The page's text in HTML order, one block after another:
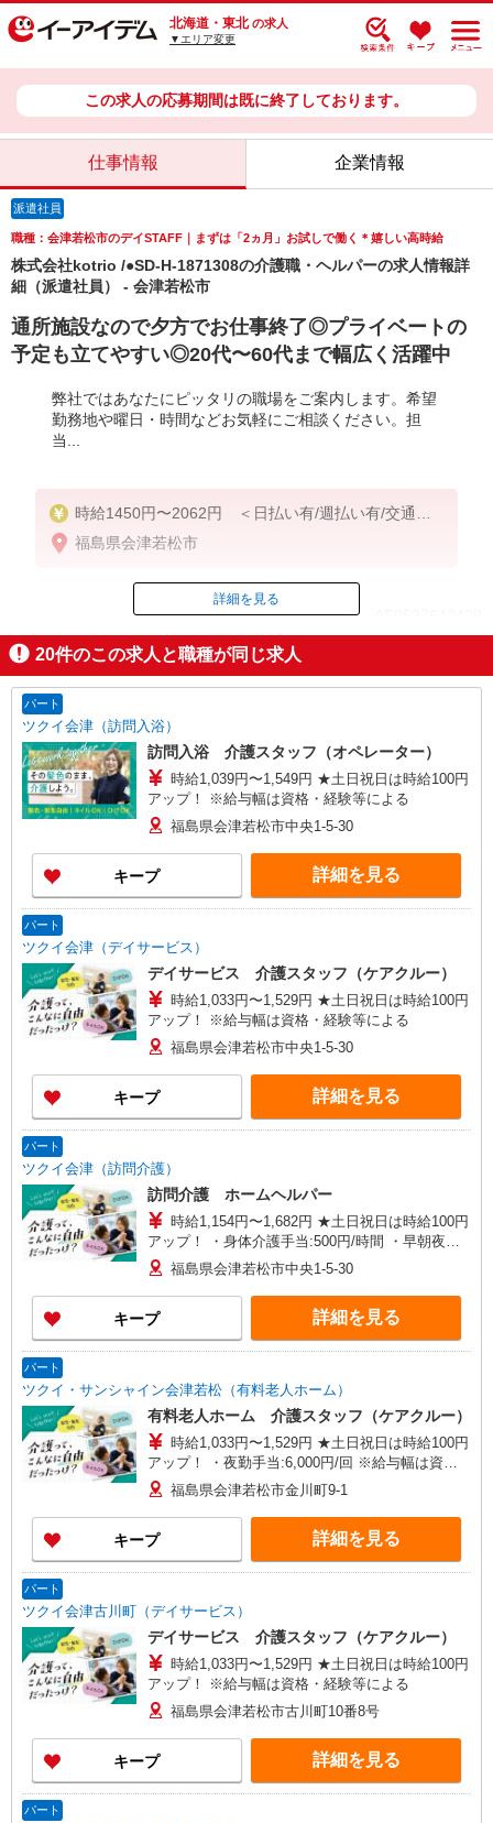
北海道・東北 の求人
▼エリア変更
この求人の応募期間は既に終了しております。
仕事情報 企業情報
派遣社員
職種：会津若松市のデイSTAFF｜まずは「2ヵ月」お試しで働く＊嬉しい高時給
株式会社kotrio /●SD-H-1871308の介護職・ヘルパーの求人情報詳
細（派遣社員） - 会津若松市
通所施設なので夕方でお仕事終了◎プライベートの
予定も立てやすい◎20代〜60代まで幅広く活躍中
弊社ではあなたにピッタリの職場をご案内します。希望
勤務地や曜日・時間などお気軽にご相談ください。担
当...
時給1450円〜2062円 ＜日払い有/週払い有/交通費
全支給(ガソリン代含む)＞
福島県会津若松市
ID：AE0527642429
掲載期間終了
詳細を見る
20件のこの求人と職種が同じ求人
パート
ツクイ会津（訪問入浴）
訪問入浴 介護スタッフ（オペレーター）
時給1,039円〜1,549円 ★土日祝日は時給100円
アップ！ ※給与幅は資格・経験等による
福島県会津若松市中央1-5-30
キープ 詳細を見る
パート
ツクイ会津（デイサービス）
デイサービス 介護スタッフ（ケアクルー）
時給1,033円〜1,529円 ★土日祝日は時給100円
アップ！ ※給与幅は資格・経験等による
福島県会津若松市中央1-5-30
キープ 詳細を見る
パート
ツクイ会津（訪問介護）
訪問介護 ホームヘルパー
時給1,154円〜1,682円 ★土日祝日は時給100円
アップ！ ・身体介護手当:500円/時間 ・早朝夜間
深夜手当:300円/時間 （18:00〜翌07:59の時間
帯） ・ICT手当:2,000円/月 ・深夜割増は別途支給
・ケア→ケアの移動時間も賃金（時給）を支給 ※
特定事業所加算手当:60円/時間含む ※給与幅は資
格・経験等による
福島県会津若松市中央1-5-30
キープ 詳細を見る
パート
ツクイ・サンシャイン会津若松（有料老人ホーム）
有料老人ホーム 介護スタッフ（ケアクルー）
時給1,033円〜1,529円 ★土日祝日は時給100円
アップ！ ・夜勤手当:6,000円/回 ※給与幅は資
格・経験等による
福島県会津若松市金川町9-1
キープ 詳細を見る
パート
ツクイ会津古川町（デイサービス）
デイサービス 介護スタッフ（ケアクルー）
時給1,033円〜1,529円 ★土日祝日は時給100円
アップ！ ※給与幅は資格・経験等による
福島県会津若松市古川町10番8号
キープ 詳細を見る
パート